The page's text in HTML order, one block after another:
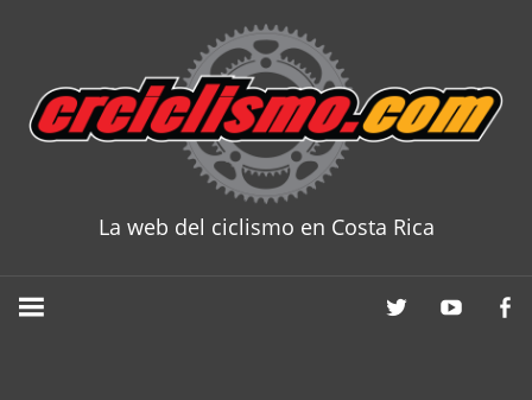
content
La web del ciclismo en Costa Rica